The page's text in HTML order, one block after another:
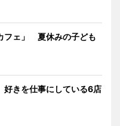
フェ」 夏休みの子ども
きを仕事にしている6店